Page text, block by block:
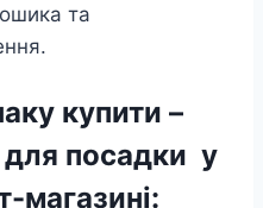
та
купити –
посадки у
магазині: